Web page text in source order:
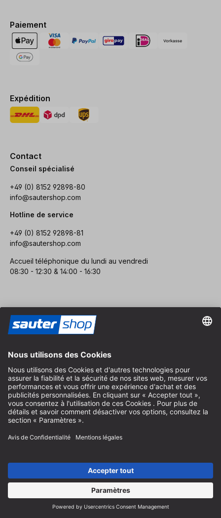
Paiement
Expédition
Contact
Conseil spécialisé
+49 (0) 8152 92898-80
info@sautershop.com
Hotline de service
+49 (0) 8152 92898-81
info@sautershop.com
Accueil téléphonique du lundi au vendredi
08:30 - 12:30 & 14:00 - 16:30
Adresse
Magasin / Boutique
82211 Herrsching
Allemagne
Itinéraire
Heures d'ouverture sur place
Du lundi au vendredi
Informations sur l'emballage